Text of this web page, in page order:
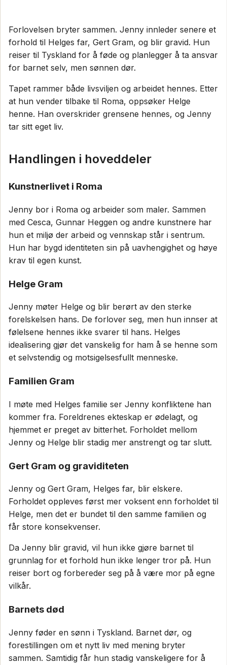
Forlovelsen bryter sammen. Jenny innleder senere et
forhold til Helges far, Gert Gram, og blir gravid. Hun
reiser til Tyskland for å føde og planlegger å ta ansvar
for barnet selv, men sønnen dør.
Tapet rammer både livsviljen og arbeidet hennes. Etter
at hun vender tilbake til Roma, oppsøker Helge
henne. Han overskrider grensene hennes, og Jenny
tar sitt eget liv.
Handlingen i hoveddeler
Kunstnerlivet i Roma
Jenny bor i Roma og arbeider som maler. Sammen
med Cesca, Gunnar Heggen og andre kunstnere har
hun et miljø der arbeid og vennskap står i sentrum.
Hun har bygd identiteten sin på uavhengighet og høye
krav til egen kunst.
Helge Gram
Jenny møter Helge og blir berørt av den sterke
forelskelsen hans. De forlover seg, men hun innser at
følelsene hennes ikke svarer til hans. Helges
idealisering gjør det vanskelig for ham å se henne som
et selvstendig og motsigelsesfullt menneske.
Familien Gram
I møte med Helges familie ser Jenny konfliktene han
kommer fra. Foreldrenes ekteskap er ødelagt, og
hjemmet er preget av bitterhet. Forholdet mellom
Jenny og Helge blir stadig mer anstrengt og tar slutt.
Gert Gram og graviditeten
Jenny og Gert Gram, Helges far, blir elskere.
Forholdet oppleves først mer voksent enn forholdet til
Helge, men det er bundet til den samme familien og
får store konsekvenser.
Da Jenny blir gravid, vil hun ikke gjøre barnet til
grunnlag for et forhold hun ikke lenger tror på. Hun
reiser bort og forbereder seg på å være mor på egne
vilkår.
Barnets død
Jenny føder en sønn i Tyskland. Barnet dør, og
forestillingen om et nytt liv med mening bryter
sammen. Samtidig får hun stadig vanskeligere for å